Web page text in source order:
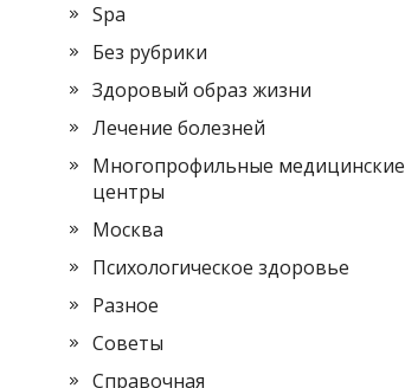
Spa
Без рубрики
Здоровый образ жизни
Лечение болезней
Многопрофильные медицинские
центры
Москва
Психологическое здоровье
Разное
Советы
Справочная